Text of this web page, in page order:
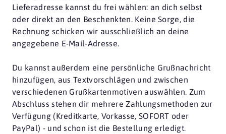
Lieferadresse kannst du frei wählen: an dich selbst
oder direkt an den Beschenkten. Keine Sorge, die
Rechnung schicken wir ausschließlich an deine
angegebene E-Mail-Adresse.
Du kannst außerdem eine persönliche Grußnachricht
hinzufügen, aus Textvorschlägen und zwischen
verschiedenen Grußkartenmotiven auswählen. Zum
Abschluss stehen dir mehrere Zahlungsmethoden zur
Verfügung (Kreditkarte, Vorkasse, SOFORT oder
PayPal) - und schon ist die Bestellung erledigt.